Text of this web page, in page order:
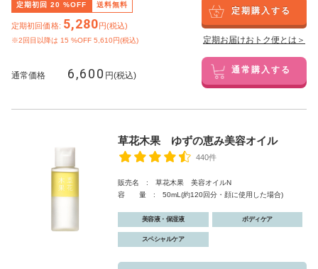
定期初回 20 %OFF 送料無料
定期初回価格: 5,280円(税込)
※2回目以降は 15 %OFF 5,610円(税込)
定期購入する
定期お届けおトク便とは＞
通常価格 6,600 円(税込) 通常購入する
草花木果 ゆずの恵み美容オイル
440件
販売名 : 草花木果 美容オイルN
容 量 : 50mL(約120回分・顔に使用した場合)
美容液・保湿液 ボディケア
スペシャルケア